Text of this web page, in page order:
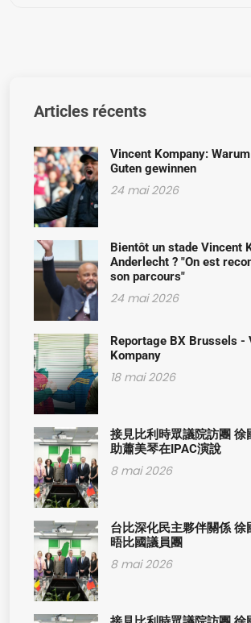
Articles récents
Vincent Kompany:
Guten gewinnen
24 mai 2026
Bientôt un stade Vincent
Anderlecht ? "On est
son parcours"
24 mai 2026
Reportage BX Brussels -
Kompany
18 mai 2026
接見比利時眾議院訪團 徐
助蕭美琴在IPAC演說
8 mai 2026
台比深化民主夥伴關係 徐
晤比國議員團
8 mai 2026